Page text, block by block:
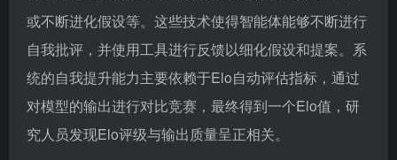
或不断进化假设等。这些技术使得智能体能够不断进行
自我批评，并使用工具进行反馈以细化假设和提案。系
统的自我提升能力主要依赖于Elo自动评估指标，通过
对模型的输出进行对比竞赛，最终得到一个Elo值，研
究人员发现Elo评级与输出质量呈正相关。